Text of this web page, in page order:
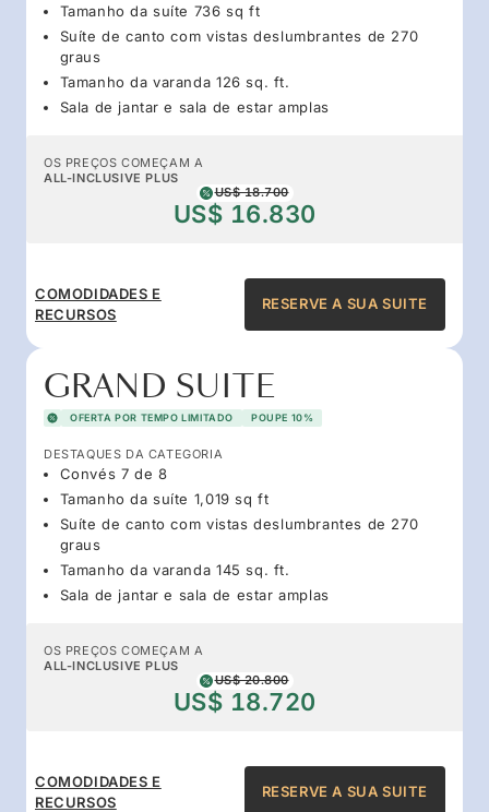
Tamanho da suíte 736 sq ft
Suíte de canto com vistas deslumbrantes de 270
graus
Tamanho da varanda 126 sq. ft.
Sala de jantar e sala de estar amplas
OS PREÇOS COMEÇAM A
ALL-INCLUSIVE PLUS
US$ 18.700
US$ 16.830
COMODIDADES E
RECURSOS
RESERVE A SUA SUITE
GRAND SUITE
OFERTA POR TEMPO LIMITADO POUPE 10%
DESTAQUES DA CATEGORIA
Convés 7 de 8
Tamanho da suíte 1,019 sq ft
Suíte de canto com vistas deslumbrantes de 270
graus
Tamanho da varanda 145 sq. ft.
Sala de jantar e sala de estar amplas
OS PREÇOS COMEÇAM A
ALL-INCLUSIVE PLUS
US$ 20.800
US$ 18.720
COMODIDADES E
RECURSOS
RESERVE A SUA SUITE